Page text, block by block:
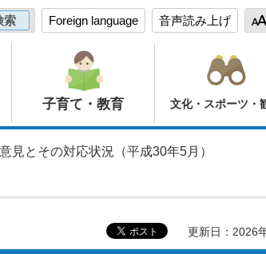
Foreign language 音声読み上げ
子育て・教育 文化・スポーツ・
見とその対応状況（平成30年5月）
更新日：2026